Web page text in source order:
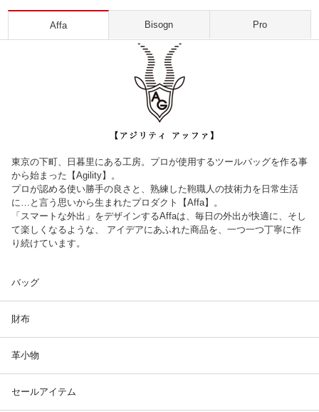
Affa Bisogn Pro
東京の下町、日暮里にある工房。プロが使用するツールバッグを作る事
から始まった【Agility】。
プロが認める使い勝手の良さと、熟練した鞄職人の技術力を日常生活
に…と言う思いから生まれたプロダクト【Affa】。
「スマートな外出」をデザインするAffaは、毎日の外出が快適に、そし
て楽しくなるような、 アイデアにあふれた商品を、一つ一つ丁寧に作
り続けています。
バッグ
財布
革小物
セールアイテム